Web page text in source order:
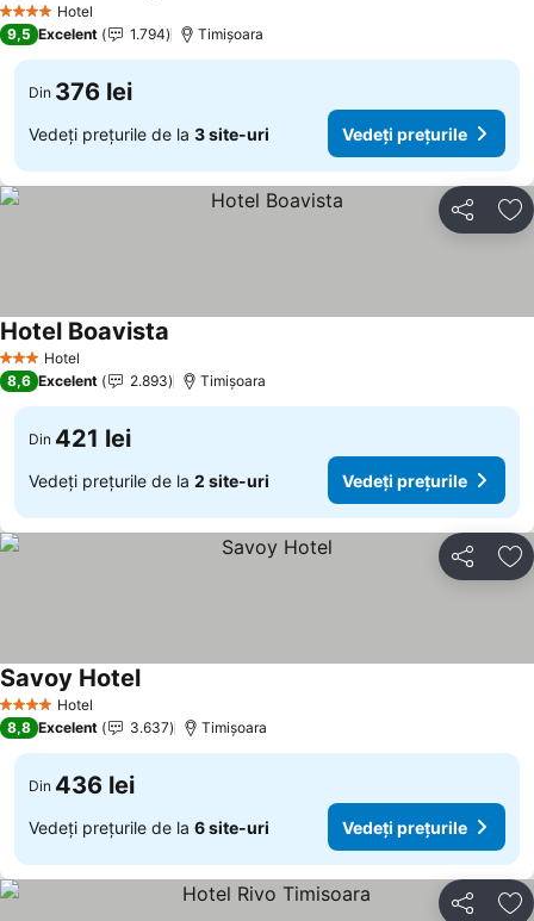
4 Stele Hotel
9,5 Excelent 1.794 Timișoara
Din 376 lei
Vedeți prețurile de la 3 site-uri Vedeți prețurile
Distribuiți
3 SteleHotel
Hotel Boavista
8,6 Excelent 2.893 Timișoara
Din 421 lei
Vedeți prețurile de la 2 site-uri Vedeți prețurile
Distribuiți
4 Stele Hotel
Savoy Hotel
8,8 Excelent 3.637 Timișoara
Din 436 lei
Vedeți prețurile de la 6 site-uri Vedeți prețurile
Distribuiți